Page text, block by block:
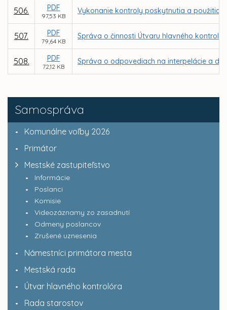
Samospráva
Komunálne voľby 2026
Primátor
Mestské zastupiteľstvo
Informácie
Poslanci
Komisie
Videozáznamy zo zasadnutí
Odmeny poslancov
Zrušené uznesenia
Námestníci primátora mesta
Mestská rada
Útvar hlavného kontrolóra
Rada starostov
506. PDF
97,53 KB
Vykonanie kontroly poskytnutia a použitia
507. PDF
79,64 KB
Správa o činnosti Útvaru hlavného
508. PDF
72,12 KB
Správa o odpovediach na interpelácie a